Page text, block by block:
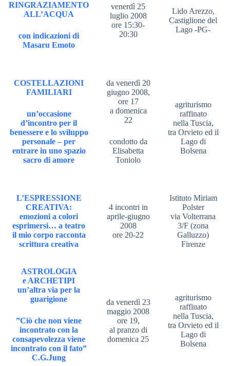
RINGRAZIAMENTO
ALL’ACQUA
con indicazioni di
Masaru Emoto
venerdì 25
luglio 2008
ore 15:30-
20:30
Lido Arezzo,
Castiglione del
Lago -PG-
COSTELLAZIONI
FAMILIARI
un’occasione
d’incontro per il
benessere e lo sviluppo
personale – per
entrare in uno spazio
sacro di amore
da venerdì 20
giugno 2008,
ore 17
a domenica
22
condotto da
Elisabetta
Toniolo
agriturismo
raffinato
nella Tuscia,
tra Orvieto ed il
Lago di
Bolsena
L’ESPRESSIONE
CREATIVA:
emozioni a colori
esprimersi… a teatro
il mio corpo racconta
scrittura creativa
4 incontri in
aprile-giugno
2008
ore 20-22
Istituto Miriam
Polster
via Volterrana
3/F (zona
Galluzzo)
Firenze
ASTROLOGIA
e ARCHETIPI
un’altra via per la
guarigione
”Ciò che non viene
incontrato con la
consapevolezza viene
incontrato con il fato”
C.G.Jung
da venerdì 23
maggio 2008
ore 19,
al pranzo di
domenica 25
agriturismo
raffinato
nella Tuscia,
tra Orvieto ed il
Lago di
Bolsena